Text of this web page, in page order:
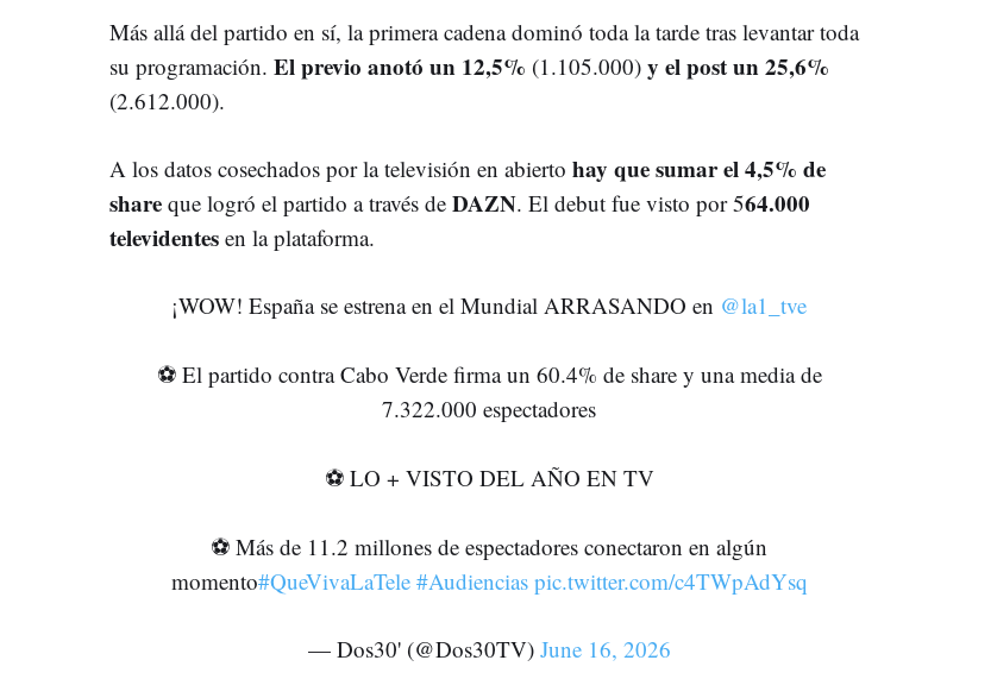
Más allá del partido en sí, la primera cadena dominó toda la tarde tras levantar toda
su programación. El previo anotó un 12,5% (1.105.000) y el post un 25,6%
(2.612.000).
A los datos cosechados por la televisión en abierto hay que sumar el 4,5% de
share que logró el partido a través de DAZN. El debut fue visto por 564.000
televidentes en la plataforma.
¡WOW! España se estrena en el Mundial ARRASANDO en @la1_tve
⚽️ El partido contra Cabo Verde firma un 60.4% de share y una media de
7.322.000 espectadores
⚽️ LO + VISTO DEL AÑO EN TV
⚽️ Más de 11.2 millones de espectadores conectaron en algún
momento#QueVivaLaTele #Audiencias pic.twitter.com/c4TWpAdYsq
— Dos30' (@Dos30TV) June 16, 2026